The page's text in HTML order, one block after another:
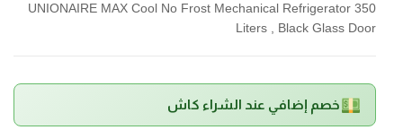
UNIONAIRE MAX Cool No Frost Mechanical Refrigerator 350
Liters , Black Glass Door
خصم إضافي عند الشراء كاش